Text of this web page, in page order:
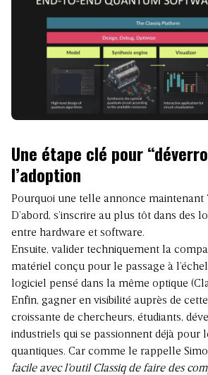
Une étape clé pour
l’adoption
Pourquoi une telle annonce maintenant
D’abord, s’inscrire au plus tôt dans des
entre hardware et software.
Ensuite, valider techniquement la
matériel conçu pour le passage à
logiciel pensé dans la même optique
Enfin, gagner en visibilité auprès de
croissante de chercheurs, étudiants,
industriels qui se passionnent déjà pour
quantiques. Car comme le rappelle
facile avec l’outil Classiq de faire des